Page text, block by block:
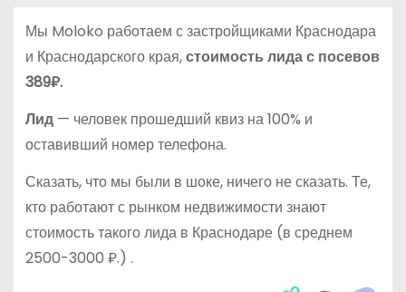
Мы Moloko работаем с застройщиками Краснодара
и Краснодарского края,стоимость лида с посевов
389₽.
Лид— человек прошедший квиз на 100% и
оставивший номер телефона.
Сказать, что мы были в шоке, ничего не сказать. Те,
кто работают с рынком недвижимости знают
стоимость такого лида в Краснодаре (в среднем
2500-3000 ₽.) .